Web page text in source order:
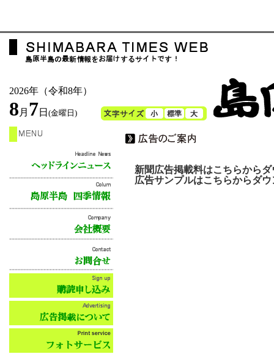
2026年（令和8年）
8 月 7日 (金曜日)
新聞広告掲載料はこちらから
広告サンプルはこちらからダ